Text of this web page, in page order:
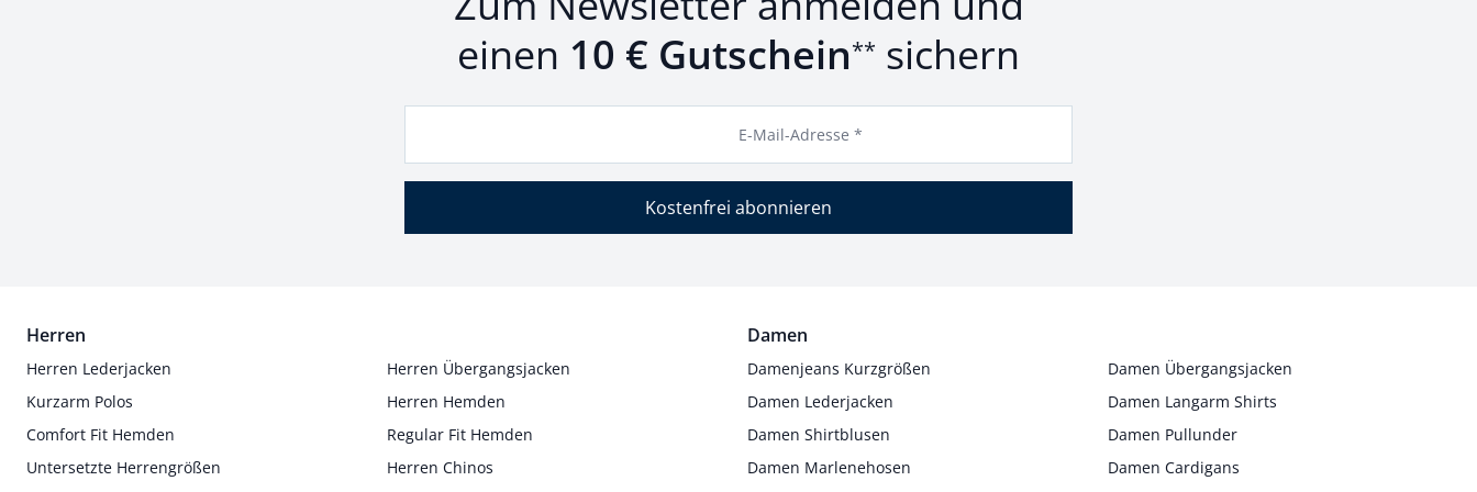
einen 10 € Gutschein** sichern
E-Mail-Adresse *
Kostenfrei abonnieren
Herren
Herren Lederjacken
Herren Übergangsjacken
Kurzarm Polos
Herren Hemden
Comfort Fit Hemden
Regular Fit Hemden
Untersetzte Herrengrößen
Herren Chinos
Damen
Damenjeans Kurzgrößen
Damen Übergangsjacken
Damen Lederjacken
Damen Langarm Shirts
Damen Shirtblusen
Damen Pullunder
Damen Marlenehosen
Damen Cardigans